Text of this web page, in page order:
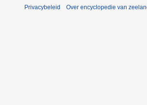
Privacybeleid Over encyclopedie van